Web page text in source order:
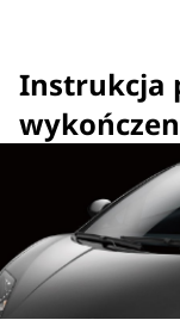
Instrukcja